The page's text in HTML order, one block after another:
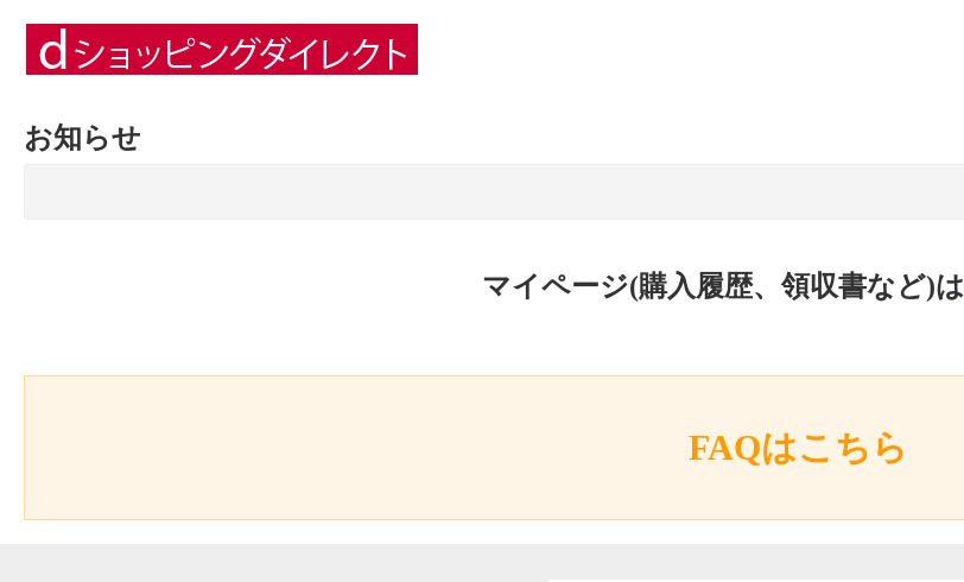
お知らせ
マイページ(購入履歴、領収書など)は
FAQはこちら